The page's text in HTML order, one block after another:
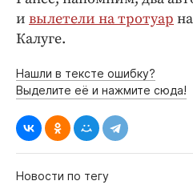
и вылетели на тротуар
Калуге.
Нашли в тексте ошибку?
Выделите её и нажмите сюда!
Новости по тегу